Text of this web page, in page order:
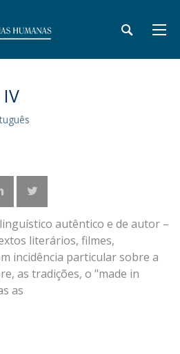
autêntico e de autor –
literários, filmes,
incidência particular sobre a
as tradições, o "made in
as